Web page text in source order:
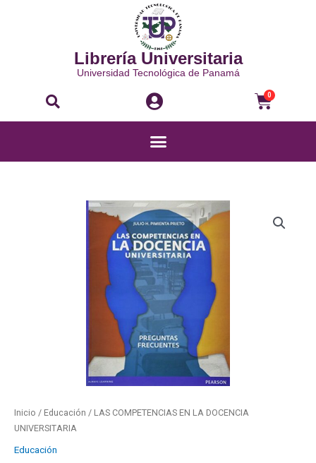
Librería Universitaria
Universidad Tecnológica de Panamá
Buscar 0
Menú
Inicio / Educación / LAS COMPETENCIAS EN LA DOCENCIA
UNIVERSITARIA
Educación